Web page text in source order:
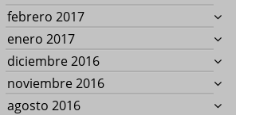
febrero 2017
enero 2017
diciembre 2016
noviembre 2016
agosto 2016